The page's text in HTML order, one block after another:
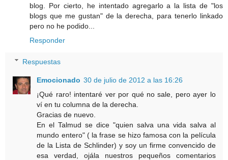
blog. Por cierto, he intentado agregarlo a la lista de "los
blogs que me gustan" de la derecha, para tenerlo linkado
pero no he podido...
Responder
Respuestas
Emocionado 30 de julio de 2012 a las 16:26
¡Qué raro! intentaré ver por qué no sale, pero ayer lo
ví en tu columna de la derecha.
Gracias de nuevo.
En el Talmud se dice "quien salva una vida salva al
mundo entero" ( la frase se hizo famosa con la película
de la Lista de Schlinder) y soy un firme convencido de
esa verdad, ojála nuestros pequeños comentarios